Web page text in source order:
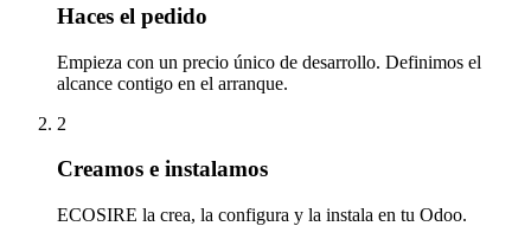
Haces el pedido
Empieza con un precio único de desarrollo. Definimos el
alcance contigo en el arranque.
2
Creamos e instalamos
ECOSIRE la crea, la configura y la instala en tu Odoo.